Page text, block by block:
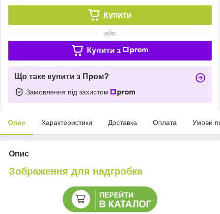
Купити
або
Купити з
Що таке купити з Пром?
Замовлення під захистом
Опис Характеристики Доставка Оплата Умови
Опис
Зображення для надгробка